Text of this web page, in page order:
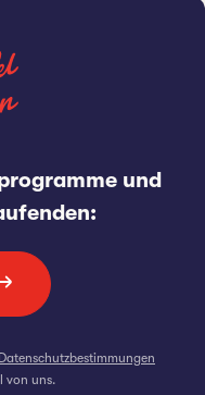
und
Datenschutzbestimmungen
von uns.